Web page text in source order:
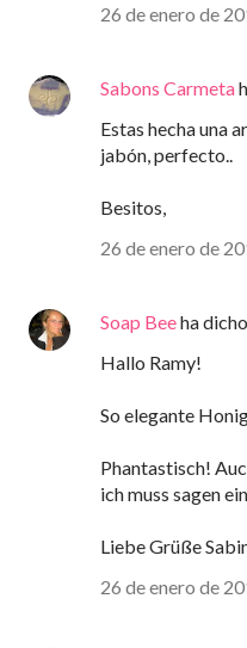
26 de enero de
Sabons Carmeta
Estas hecha una
jabón, perfecto..
Besitos,
26 de enero de
Soap Beeha
Hallo Ramy!
So elegante
Phantastisch!
ich muss sagen
Liebe Grüße
26 de enero de